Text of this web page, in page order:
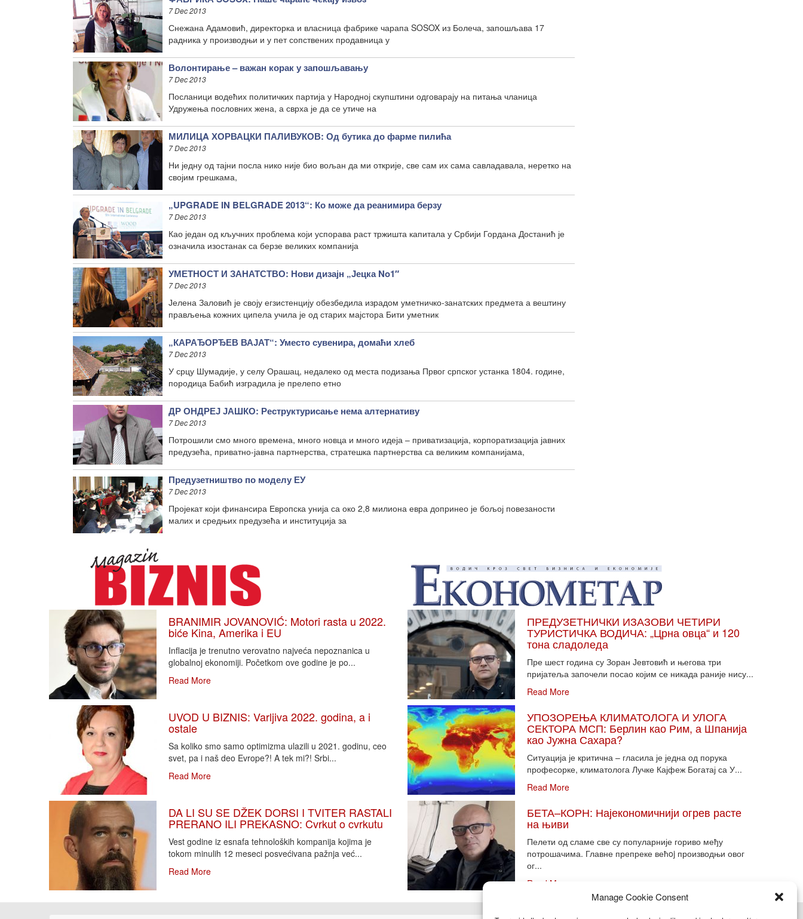
Manage Cookie Consent
7 Dec 2013
Снежана Адамовић, директорка и власница фабрике чарапа SOSOX из Болеча, запошљава 17
радника у производњи и у пет сопствених продавница у
Волонтирање – важан корак у запошљавању
7 Dec 2013
Посланици водећих политичких партија у Народној скупштини одговарају на питања чланица
Удружења пословних жена, а сврха је да се утиче на
МИЛИЦA ХОРВАЦКИ ПАЛИВУКОВ: Од бутика до фарме пилића
7 Dec 2013
Ни једну од тајни посла нико није био вољан да ми открије, све сам их сама савладавала, неретко на
својим грешкама,
„UPGRADE IN BELGRADE 2013“: Ко може да реанимира берзу
7 Dec 2013
Као један од кључних проблема који успорава раст тржишта капитала у Србији Гордана Достанић је
означила изостанак са берзе великих компанија
УМЕТНОСТ И ЗАНАТСТВО: Нови дизајн „Јецка No1″
7 Dec 2013
Јелена Заловић је своју егзистенцију обезбедила израдом уметничко-занатских предмета а вештину
прављења кожних ципела учила је од старих мајстора Бити уметник
„КАРАЂОРЂЕВ ВАЈАТ“: Уместо сувенира, домаћи хлеб
7 Dec 2013
У срцу Шумадије, у селу Орашац, недалеко од места подизања Првог српског устанка 1804. године,
породица Бабић изградила је прелепо етно
ДР ОНДРЕЈ ЈАШКО: Реструктурисање нема алтернативу
7 Dec 2013
Потрошили смо много времена, много новца и много идеја – приватизација, корпоратизација јавних
предузећа, приватно-јавна партнерства, стратешка партнерства са великим компанијама,
Предузетништво по моделу ЕУ
7 Dec 2013
Пројекат који финансира Европска унија са око 2,8 милиона евра допринео је бољој повезаности
малих и средњих предузећа и институција за
BRANIMIR JOVANOVIĆ: Motori rasta u 2022.
biće Kina, Amerika i EU
Inflacija je trenutno verovatno najveća nepoznanica u
globalnoj ekonomiji. Početkom ove godine je po...
Read More
UVOD U BIZNIS: Varljiva 2022. godina, a i
ostale
Sa koliko smo samo optimizma ulazili u 2021. godinu, ceo
svet, pa i naš deo Evrope?! A tek mi?! Srbi...
Read More
DA LI SU SE DŽEK DORSI I TVITER RASTALI
PRERANO ILI PREKASNO: Cvrkut o cvrkutu
Vest godine iz esnafa tehnoloških kompanija kojima je
tokom minulih 12 meseci posvećivana pažnja već...
Read More
ПРЕДУЗЕТНИЧКИ ИЗАЗОВИ ЧЕТИРИ
ТУРИСТИЧКА ВОДИЧА: „Црна овца“ и 120
тона сладоледа
Пре шест година су Зоран Јевтовић и његова три
пријатеља започели посао којим се никада раније нису...
Read More
УПОЗОРЕЊА КЛИМАТОЛОГА И УЛОГА
СЕКТОРА МСП: Берлин као Рим, а Шпанија
као Јужна Сахара?
Ситуација је критична – гласила је једна од порука
професорке, климатолога Лучке Кајфеж Богатај са У...
Read More
БЕТА–КОРН: Најекономичнији огрев расте
на њиви
Пелети од сламе све су популарније гориво међу
потрошачима. Главне препреке већoj производњи овог
ог...
Read More